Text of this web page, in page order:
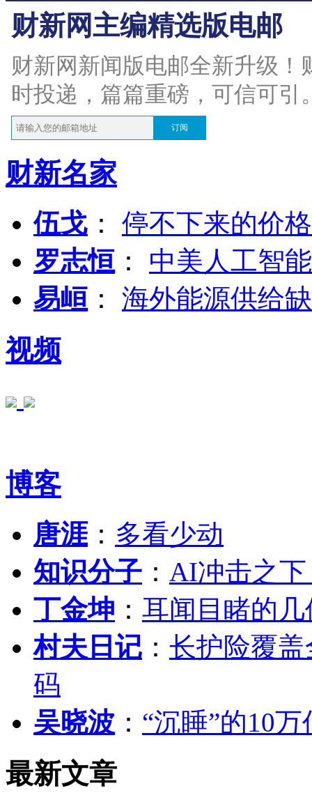
财新网主编精选版电邮
财新网新闻版电邮全新升级
时投递，篇篇重磅，可信可引
订阅
财新名家
伍戈 ： 停不下来的价
罗志恒 ： 中美人工智
易峘 ： 海外能源供给
视频
博客
唐涯： 多看少动
知识分子 ： AI冲击之
丁金坤 ： 耳闻目睹的
村夫日记 ： 长护险覆
码
吴晓波 ： “沉睡”的10
最新文章